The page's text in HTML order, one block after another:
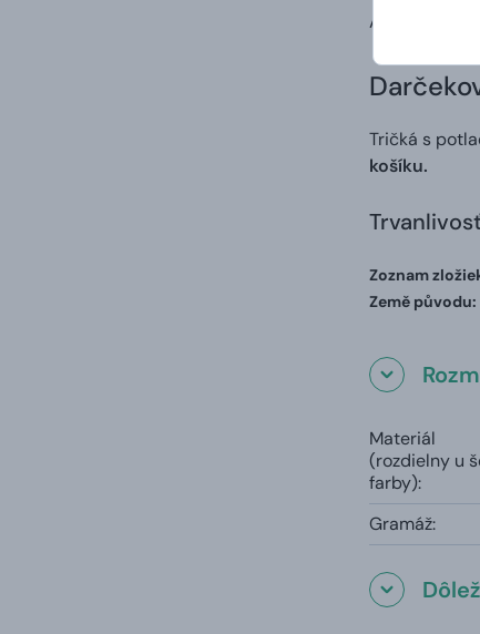
A to vrátane
Tričká s
košíku.
Zoznam
Země původu:
Materiál
(rozdielny u
farby):
Gramáž: